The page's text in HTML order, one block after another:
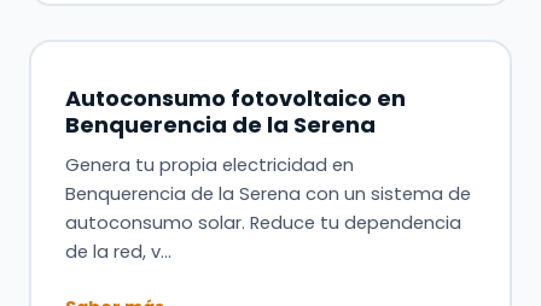
Autoconsumo fotovoltaico en
Benquerencia de la Serena
Genera tu propia electricidad en
Benquerencia de la Serena con un sistema de
autoconsumo solar. Reduce tu dependencia
de la red, v…